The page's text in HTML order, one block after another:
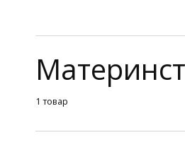
1 товар